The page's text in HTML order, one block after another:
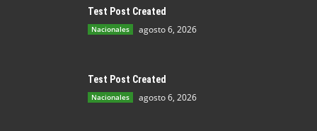
Test Post Created
Nacionales agosto 6, 2026
Test Post Created
Nacionales agosto 6, 2026